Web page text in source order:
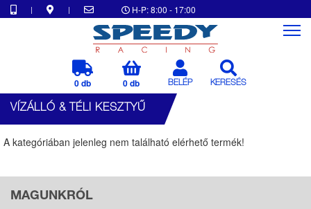
| | H-P: 8:00 - 17:00
0 db 0 db BELÉP KERESÉS
VÍZÁLLÓ & TÉLI KESZTYŰ
A kategóriában jelenleg nem található elérhető termék!
MAGUNKRÓL